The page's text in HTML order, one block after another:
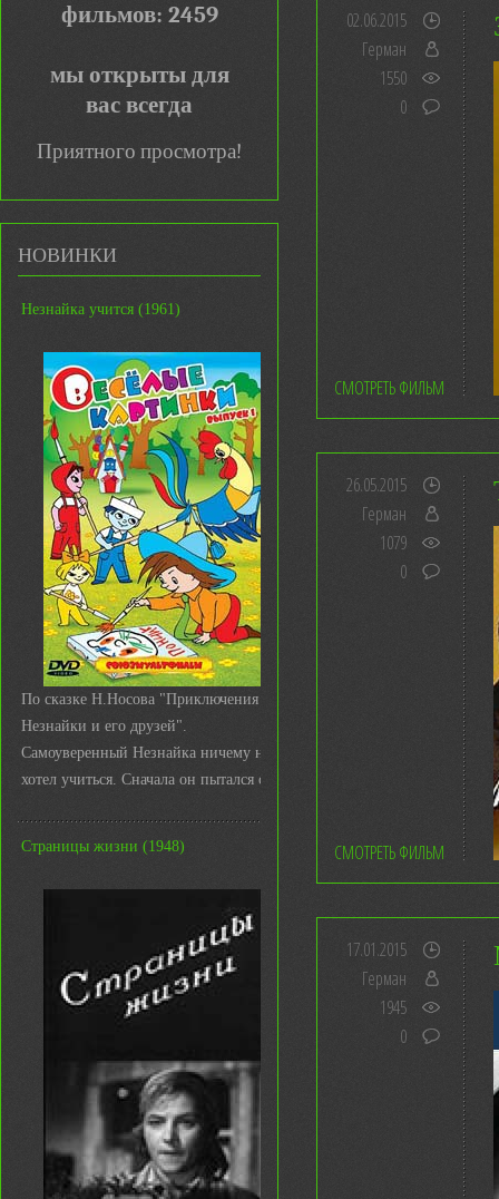
фильмов: 2459
мы открыты для
вас всегда
Приятного просмотра!
НОВИНКИ
Незнайка учится (1961)
По сказке Н.Носова "Приключения
Незнайки и его друзей".
Самоуверенный Незнайка ничему не
хотел учиться. Сначала он пытался с ...
Страницы жизни (1948)
02.06.2015
Герман
1550
0
СМОТРЕТЬ ФИЛЬМ
26.05.2015
Герман
1079
0
СМОТРЕТЬ ФИЛЬМ
17.01.2015
Герман
1945
0